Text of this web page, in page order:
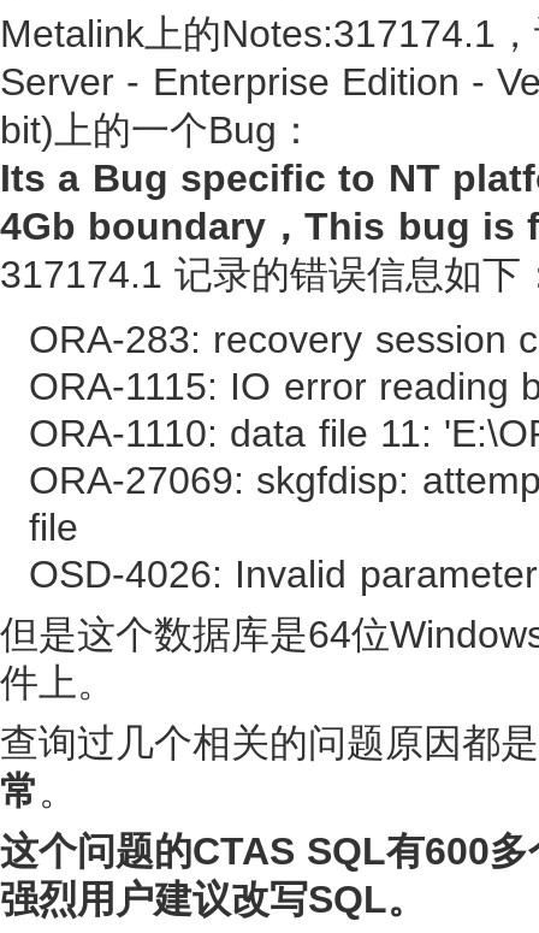
Metalink上的Notes:317174.1
Server - Enterprise Edition -
bit)上的一个Bug：
Its a Bug specific to NT
4Gb boundary，This bug is
317174.1 记录的错误信息如下
ORA-283: recovery session
ORA-1115: IO error reading
ORA-1110: data file 11:
ORA-27069: skgfdisp:
file
OSD-4026: Invalid
但是这个数据库是64位
件上。
查询过几个相关的问题原因都
常。
这个问题的CTAS SQL有600
强烈用户建议改写SQL。